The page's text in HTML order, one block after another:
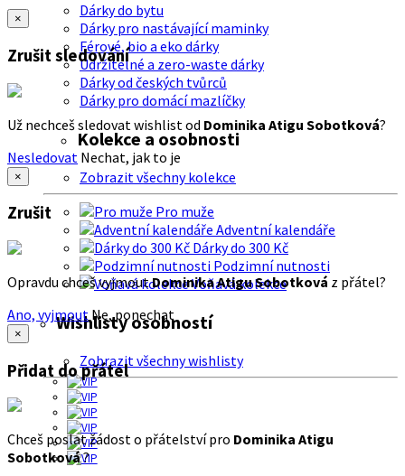
Dárky do bytu
Dárky pro nastávající maminky
Férové, bio a eko dárky
Udržitelné a zero-waste dárky
Dárky od českých tvůrců
Dárky pro domácí mazlíčky
Kolekce a osobnosti
Zobrazit všechny kolekce
Pro muže
Adventní kalendáře
Dárky do 300 Kč
Podzimní nutnosti
Voňavá kolekce
Wishlisty osobností
Zobrazit všechny wishlisty
×
Zrušit sledování
Už nechceš sledovat wishlist od Dominika Atigu Sobotková?
Nesledovat Nechat, jak to je
×
Zrušit
Opravdu chceš vyjmoutDominika Atigu Sobotková z přátel?
Ano, vyjmout Ne, ponechat
×
Přidat do přátel
Chceš poslat žádost o přátelství pro Dominika Atigu
Sobotková?